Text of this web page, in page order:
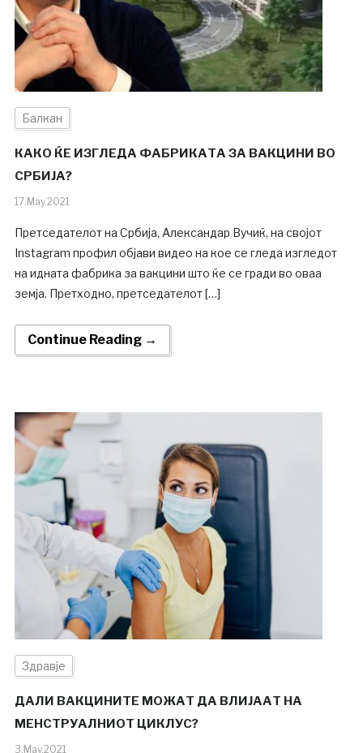
Балкан
КАКО ЌЕ ИЗГЛЕДА ФАБРИКАТА ЗА ВАКЦИНИ ВО
СРБИЈА?
17.May.2021
Претседателот на Србија, Александар Вучиќ, на својот
Instagram профил објави видео на кое се гледа изгледот
на идната фабрика за вакцини што ќе се гради во оваа
земја. Претходно, претседателот […]
Continue Reading →
Здравје
ДАЛИ ВАКЦИНИТЕ МОЖАТ ДА ВЛИЈААТ НА
МЕНСТРУАЛНИОТ ЦИКЛУС?
3.May.2021